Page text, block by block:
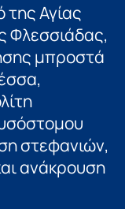
της Αγίας
Φλεσσιάδας,
μπροστά
στεφανιών,
ανάκρουση